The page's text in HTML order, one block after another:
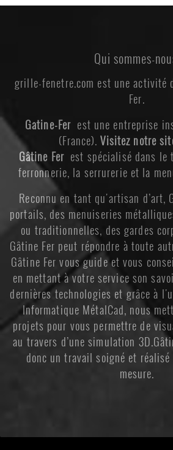
Qui sommes-
grille-fenetre.com est une activité
Fer.
Gatine-Fer est une entreprise
(France).Visitez notre
Gâtine Fer est spécialisé dans
ferronnerie, la serrurerie et la
Reconnu en tant qu'artisan d’art,
portails, des menuiseries
ou traditionnelles, des gardes
Gâtine Fer peut répondre à toute
Gâtine Fer vous guide et vous
en mettant à votre service son
dernières technologies et grâce à
Informatique MétalCad, nous
projets pour vous permettre de
au travers d’une simulation
donc un travail soigné et
mesure.